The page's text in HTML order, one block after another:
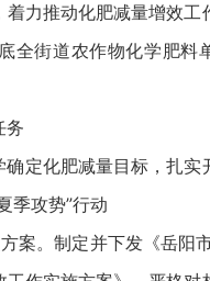
力推动化肥减量增效工
全街道农作物化学肥料
务
确定化肥减量目标，扎
季攻势”行动
案。制定并下发《岳阳